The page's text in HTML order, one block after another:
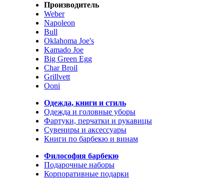
Производитель
Weber
Napoleon
Bull
Oklahoma Joe's
Kamado Joe
Big Green Egg
Char Broil
Grillvett
Ooni
Одежда, книги и стиль
Одежда и головные уборы
Фартуки, перчатки и рукавицы
Сувениры и аксессуары
Книги по барбекю и винам
Философия барбекю
Подарочные наборы
Корпоративные подарки